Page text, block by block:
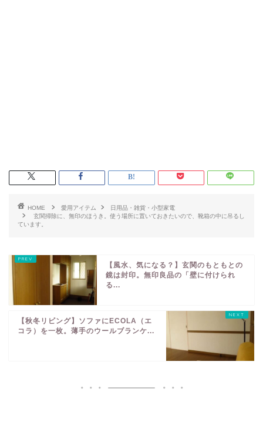
HOME 愛用アイテム
日用品・雑貨・小型家電
玄関掃除に、無印のほうき。使う場所に置いておきたいので、靴箱の中に吊るし
ています。
【風水、気になる？】玄関のもともとの
鏡は封印。無印良品の「壁に付けられ
る...
【秋冬リビング】ソファにECOLA（エ
コラ）を一枚。薄手のウールブランケ...